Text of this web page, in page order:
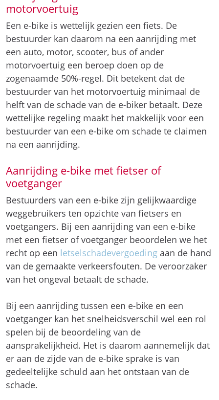
motorvoertuig
Een e-bike is wettelijk gezien een fiets. De
bestuurder kan daarom na een aanrijding met
een auto, motor, scooter, bus of ander
motorvoertuig een beroep doen op de
zogenaamde 50%-regel. Dit betekent dat de
bestuurder van het motorvoertuig minimaal de
helft van de schade van de e-biker betaalt. Deze
wettelijke regeling maakt het makkelijk voor een
bestuurder van een e-bike om schade te claimen
na een aanrijding.
Aanrijding e-bike met fietser of
voetganger
Bestuurders van een e-bike zijn gelijkwaardige
weggebruikers ten opzichte van fietsers en
voetgangers. Bij een aanrijding van een e-bike
met een fietser of voetganger beoordelen we het
recht op een letselschadevergoeding aan de hand
van de gemaakte verkeersfouten. De veroorzaker
van het ongeval betaalt de schade.
Bij een aanrijding tussen een e-bike en een
voetganger kan het snelheidsverschil wel een rol
spelen bij de beoordeling van de
aansprakelijkheid. Het is daarom aannemelijk dat
er aan de zijde van de e-bike sprake is van
gedeeltelijke schuld aan het ontstaan van de
schade.